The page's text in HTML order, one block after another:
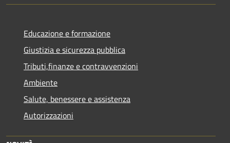
Educazione e formazione
Giustizia e sicurezza pubblica
Tributi,finanze e contravvenzioni
Ambiente
Salute, benessere e assistenza
Autorizzazioni